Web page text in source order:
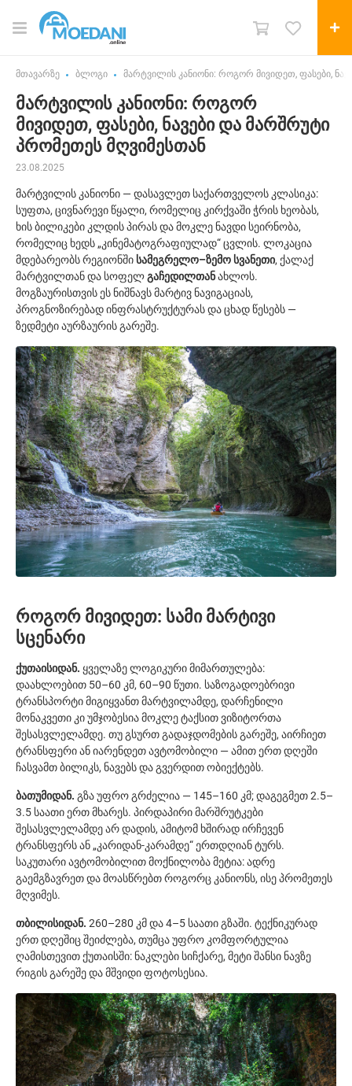
მთავარზე ბლოგი მარტვილის კანიონი: როგორ მივიდეთ, ფასები,
მარტვილის კანიონი: როგორ
მივიდეთ, ფასები, ნავები და მარშრუტი
პრომეთეს მღვიმესთან
23.08.2025
მარტვილის კანიონი — დასავლეთ საქართველოს კლასიკა:
სუფთა, ცივნარევი წყალი, რომელიც კირქვაში ჭრის ხეობას,
ხის ბილიკები კლდის პირას და მოკლე ნავდი სეირნობა,
რომელიც ხედს „კინემატოგრაფიულად“ ცვლის. ლოკაცია
მდებარეობს რეგიონში სამეგრელო–ზემო სვანეთი, ქალაქ
მარტვილთან და სოფელგაჩედილთანახლოს.
მოგზაურისთვის ეს ნიშნავს მარტივ ნავიგაციას,
პროგნოზირებად ინფრასტრუქტურას და ცხად წესებს —
ზედმეტი აურზაურის გარეშე.
როგორ მივიდეთ: სამი მარტივი
სცენარი
ქუთაისიდან. ყველაზე ლოგიკური მიმართულება:
დაახლოებით 50–60 კმ, 60–90 წუთი. საზოგადოებრივი
ტრანსპორტი მიგიყვანთ მარტვილამდე, დარჩენილი
მონაკვეთი კი უმჯობესია მოკლე ტაქსით ვიზიტორთა
შესასვლელამდე. თუ გსურთ გადაჯდომების გარეშე, აირჩიეთ
ტრანსფერი ან იარენდეთ ავტომობილი — ამით ერთ დღეში
ჩასვამთ ბილიკს, ნავებს და გვერდით ობიექტებს.
ბათუმიდან. გზა უფრო გრძელია — 145–160 კმ; დაგეგმეთ 2.5–
3.5 საათი ერთ მხარეს. პირდაპირი მარშრუტკები
შესასვლელამდე არ დადის, ამიტომ ხშირად ირჩევენ
ტრანსფერს ან „კარიდან-კარამდე“ ერთდღიან ტურს.
საკუთარი ავტომობილით მოქნილობა მეტია: ადრე
გაემგზავრეთ და მოასწრებთ როგორც კანიონს, ისე პრომეთეს
მღვიმეს.
თბილისიდან. 260–280 კმ და 4–5 საათი გზაში. ტექნიკურად
ერთ დღეშიც შეიძლება, თუმცა უფრო კომფორტულია
ღამისთევით ქუთაისში: ნაკლები სიჩქარე, მეტი შანსი ნავზე
რიგის გარეშე და მშვიდი ფოტოსესია.